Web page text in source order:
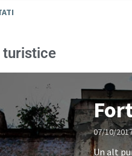
turistice
07/10/
Un alt